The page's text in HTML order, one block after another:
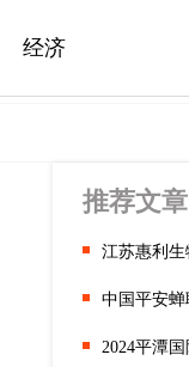
经济
推荐文章